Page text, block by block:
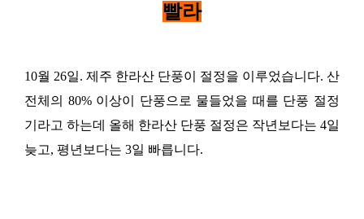
빨라
10월 26일. 제주 한라산 단풍이 절정을 이루었습니다. 산
전체의 80% 이상이 단풍으로 물들었을 때를 단풍 절정
기라고 하는데 올해 한라산 단풍 절정은 작년보다는 4일
늦고, 평년보다는 3일 빠릅니다.